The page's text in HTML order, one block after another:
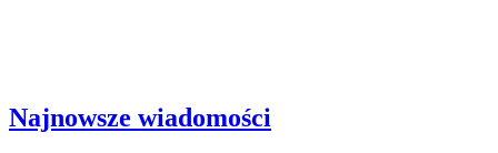
Najnowsze wiadomości